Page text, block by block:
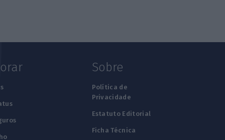
Sobre
Política de
Privacidade
Estatuto Editorial
Ficha Técnica